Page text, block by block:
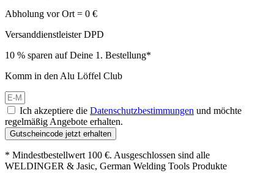
Abholung vor Ort = 0 €
Versanddienstleister DPD
10 % sparen auf Deine 1. Bestellung*
Komm in den Alu Löffel Club
Ich akzeptiere die Datenschutzbestimmungen und möchte
regelmäßig Angebote erhalten.
Gutscheincode jetzt erhalten
* Mindestbestellwert 100 €. Ausgeschlossen sind alle
WELDINGER & Jasic, German Welding Tools Produkte